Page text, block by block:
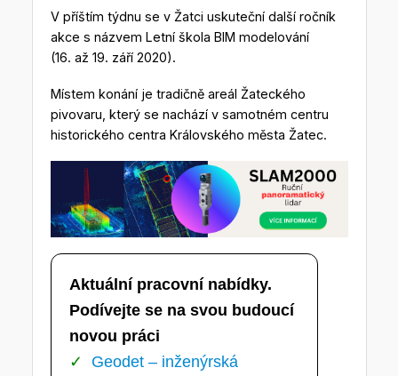
V příštím týdnu se v Žatci uskuteční další ročník
akce s názvem Letní škola BIM modelování
(16. až 19. září 2020).
Místem konání je tradičně areál Žateckého
pivovaru, který se nachází v samotném centru
historického centra Královského města Žatec.
Aktuální pracovní nabídky.
Podívejte se na svou budoucí
novou práci
Geodet – inženýrská